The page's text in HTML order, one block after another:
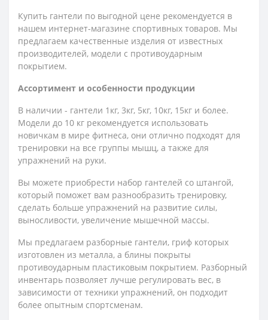
Купить гантели по выгодной цене рекомендуется в
нашем интернет-магазине спортивных товаров. Мы
предлагаем качественные изделия от известных
производителей, модели с противоударным
покрытием.
Ассортимент и особенности продукции
В наличии - гантели 1кг, 3кг, 5кг, 10кг, 15кг и более.
Модели до 10 кг рекомендуется использовать
новичкам в мире фитнеса, они отлично подходят для
тренировки на все группы мышц, а также для
упражнений на руки.
Вы можете приобрести набор гантелей со штангой,
который поможет вам разнообразить тренировку,
сделать больше упражнений на развитие силы,
выносливости, увеличение мышечной массы.
Мы предлагаем разборные гантели, гриф которых
изготовлен из металла, а блины покрыты
противоударным пластиковым покрытием. Разборный
инвентарь позволяет лучше регулировать вес, в
зависимости от техники упражнений, он подходит
более опытным спортсменам.